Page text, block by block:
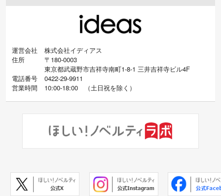
運営会社
株式会社イディアス
住所
〒180-0003
東京都武蔵野市吉祥寺南町1-8-1 三井吉祥寺ビル4F
電話番号
0422-29-9911
営業時間
10:00-18:00 （土日祝を除く）